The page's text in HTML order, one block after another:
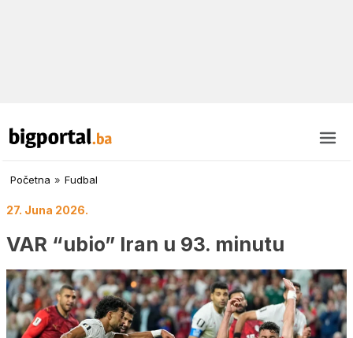
Početna » Fudbal
27. Juna 2026.
VAR “ubio” Iran u 93. minutu